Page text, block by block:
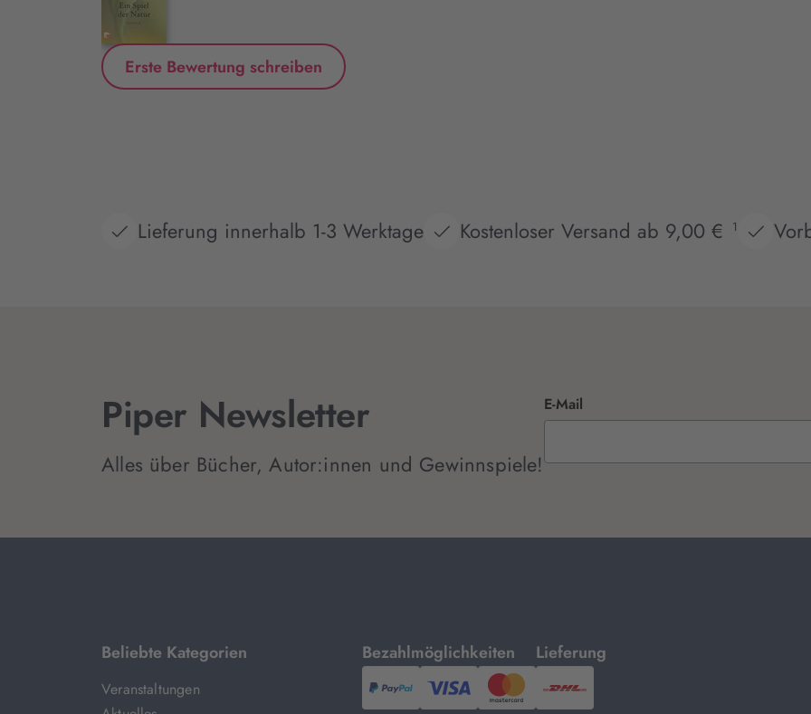
Erste Bewertung schreiben
Lieferung innerhalb 1-3 Werktage Kostenloser Versand ab 9,00 € 1
Piper Newsletter
Alles über Bücher, Autor:innen und Gewinnspiele!
E-Mail
Beliebte Kategorien
Veranstaltungen
Bezahlmöglichkeiten
mit
PayPal,Visa und
Lieferung
mit
DHL.